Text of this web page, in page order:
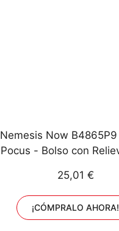
Nemesis Now
Pocus - Bolso con
25,01 €
¡CÓMPRALO AHORA!